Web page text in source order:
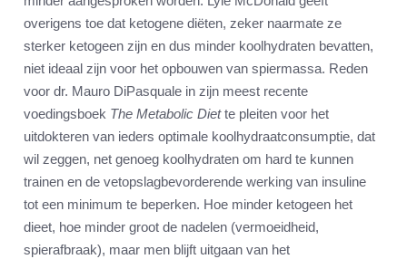
overigens toe dat ketogene diëten, zeker naarmate ze
sterker ketogeen zijn en dus minder koolhydraten bevatten,
niet ideaal zijn voor het opbouwen van spiermassa. Reden
voor dr. Mauro DiPasquale in zijn meest recente
voedingsboek The Metabolic Diette pleiten voor het
uitdokteren van ieders optimale koolhydraatconsumptie, dat
wil zeggen, net genoeg koolhydraten om hard te kunnen
trainen en de vetopslagbevorderende werking van insuline
tot een minimum te beperken. Hoe minder ketogeen het
dieet, hoe minder groot de nadelen (vermoeidheid,
spierafbraak), maar men blijft uitgaan van het